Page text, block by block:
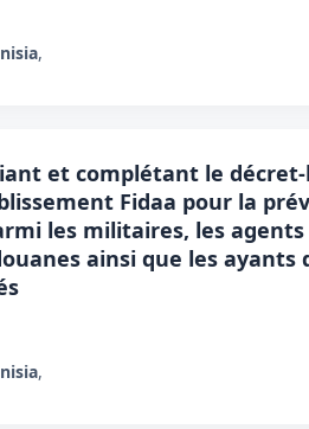
,
et complétant le décret-
Fidaa pour la
les militaires, les agents
ainsi que les ayants
,